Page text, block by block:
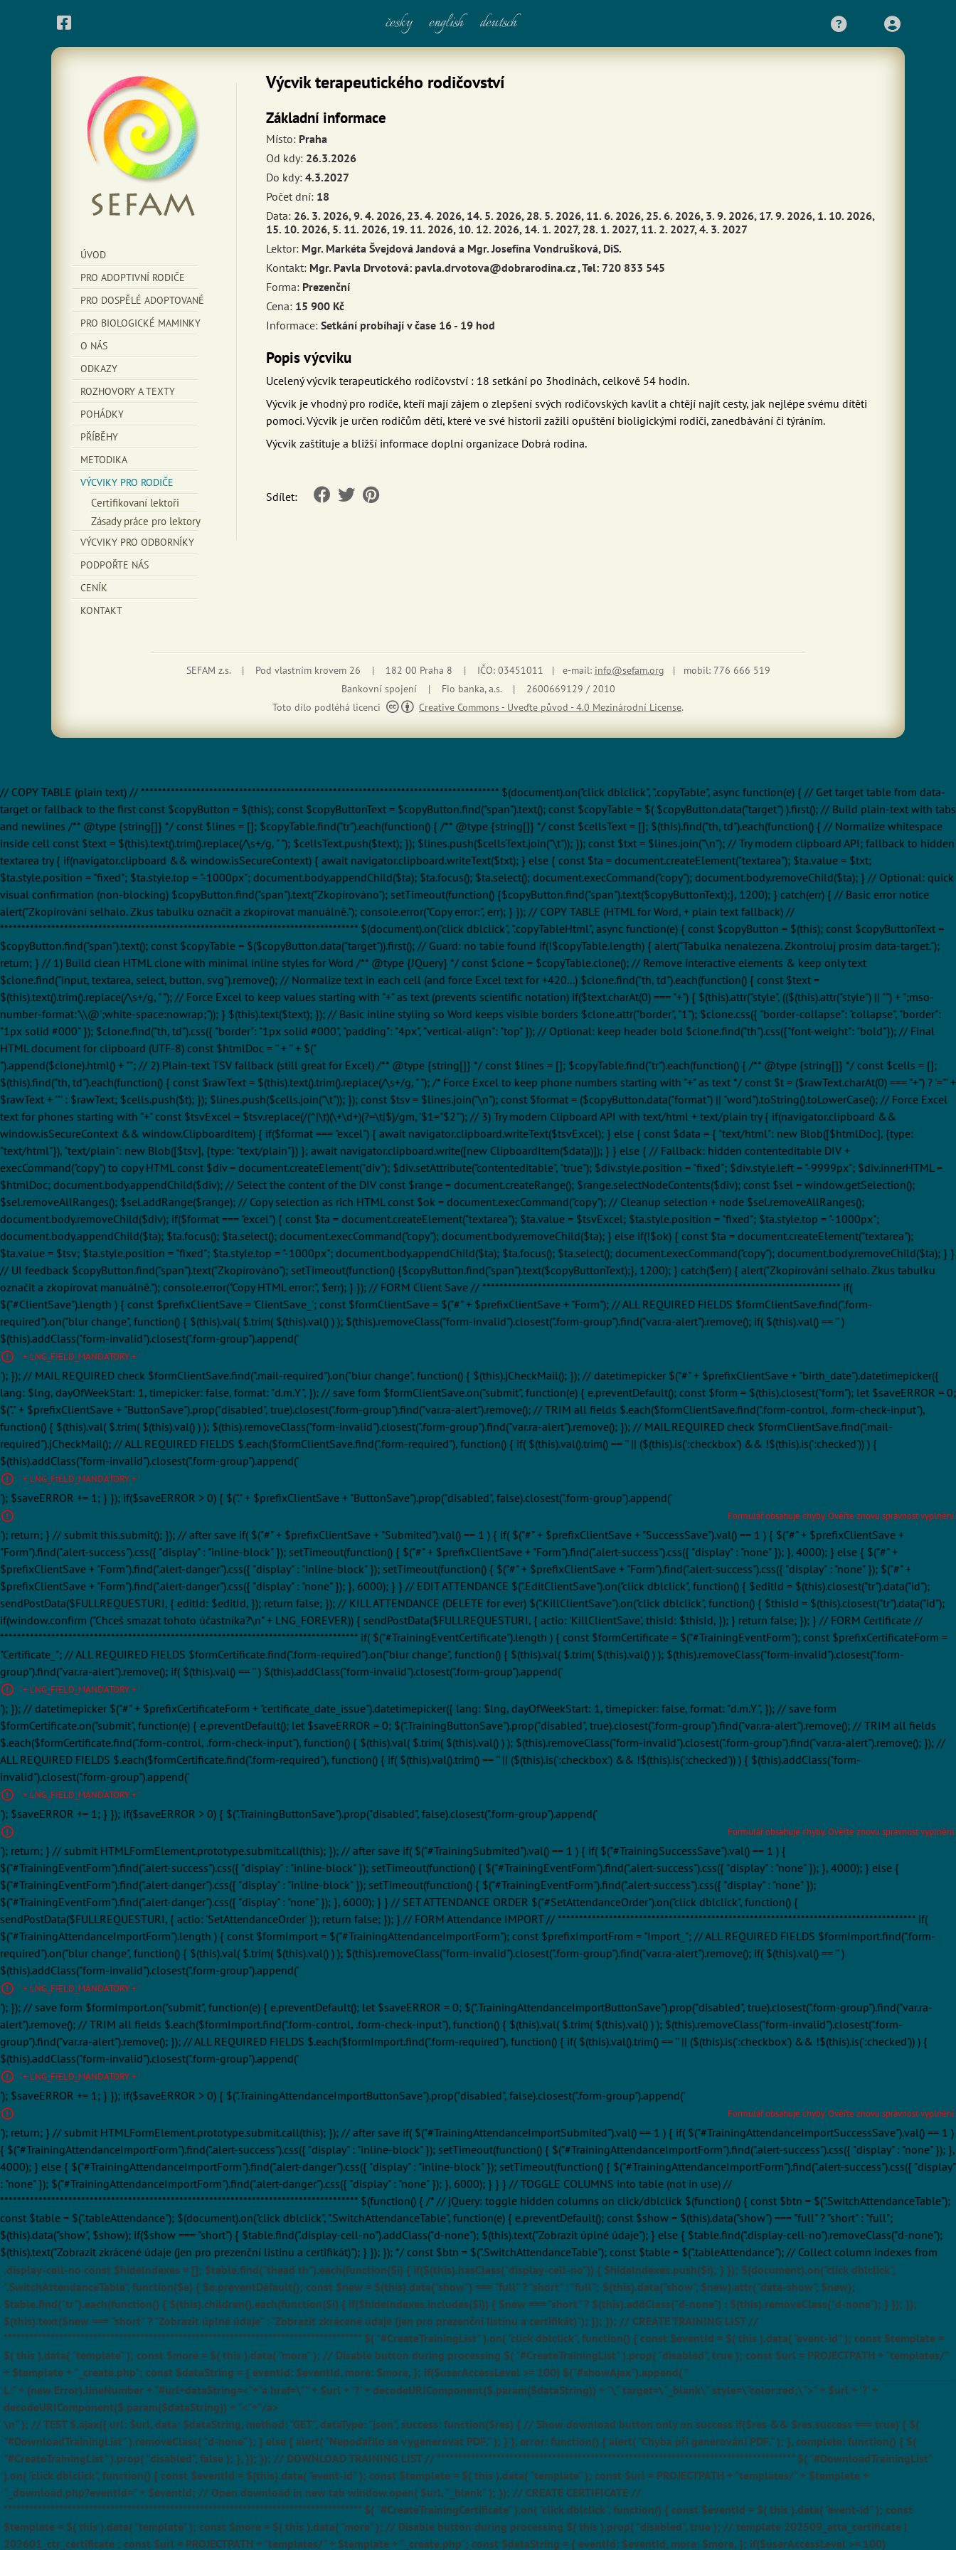
česky english deutsch
ÚVOD
PRO ADOPTIVNÍ RODIČE
PRO DOSPĚLÉ ADOPTOVANÉ
PRO BIOLOGICKÉ MAMINKY
O NÁS
ODKAZY
ROZHOVORY A TEXTY
POHÁDKY
PŘÍBĚHY
METODIKA
VÝCVIKY PRO RODIČE
Certifikovaní lektoři
Zásady práce pro lektory
VÝCVIKY PRO ODBORNÍKY
PODPOŘTE NÁS
CENÍK
KONTAKT
Výcvik terapeutického rodičovství
Základní informace
Místo: Praha
Od kdy: 26.3.2026
Do kdy: 4.3.2027
Počet dní: 18
Data: 26. 3. 2026, 9. 4. 2026, 23. 4. 2026, 14. 5. 2026, 28. 5. 2026, 11. 6. 2026, 25. 6. 2026, 3. 9. 2026, 17. 9. 2026, 1. 10. 2026,
15. 10. 2026, 5. 11. 2026, 19. 11. 2026, 10. 12. 2026, 14. 1. 2027, 28. 1. 2027, 11. 2. 2027, 4. 3. 2027
Lektor: Mgr. Markéta Švejdová Jandová a Mgr. Josefína Vondrušková, DiS.
Kontakt: Mgr. Pavla Drvotová: pavla.drvotova@dobrarodina.cz, Tel: 720 833 545
Forma: Prezenční
Cena: 15 900 Kč
Informace: Setkání probíhají v čase 16 - 19 hod
Popis výcviku
Ucelený výcvik terapeutického rodičovství : 18 setkání po 3hodinách, celkově 54 hodin.
Výcvik je vhodný pro rodiče, kteří mají zájem o zlepšení svých rodičovských kavlit a chtějí najít cesty, jak nejlépe svému dítěti
pomoci. Výcvik je určen rodičům dětí, které ve své historii zažili opuštění bioligickými rodiči, zanedbávání či týráním.
Výcvik zaštituje a bližší informace doplní organizace Dobrá rodina.
Sdílet:
SEFAM z.s. | Pod vlastním krovem 26 | 182 00 Praha 8 | IČO: 03451011 | e-mail: info@sefam.org | mobil: 776 666 519
Bankovní spojení | Fio banka, a.s. | 2600669129 / 2010
Toto dílo podléhá licenci
Creative Commons - Uveďte původ - 4.0 Mezinárodní License.
// COPY TABLE (plain text) // ************************************************************************************ $(document).on("click dblclick", ".copyTable", async function(e) { // Get target table from data-
target or fallback to the first const $copyButton = $(this); const $copyButtonText = $copyButton.find("span").text(); const $copyTable = $( $copyButton.data("target") ).first(); // Build plain-text with tabs
and newlines /** @type {string[]} */ const $lines = []; $copyTable.find("tr").each(function() { /** @type {string[]} */ const $cellsText = []; $(this).find("th, td").each(function() { // Normalize whitespace
inside cell const $text = $(this).text().trim().replace(/\s+/g, " "); $cellsText.push($text); }); $lines.push($cellsText.join("\t")); }); const $txt = $lines.join("\n"); // Try modern clipboard API; fallback to hidden
textarea try { if(navigator.clipboard && window.isSecureContext) { await navigator.clipboard.writeText($txt); } else { const $ta = document.createElement("textarea"); $ta.value = $txt;
$ta.style.position = "fixed"; $ta.style.top = "-1000px"; document.body.appendChild($ta); $ta.focus(); $ta.select(); document.execCommand("copy"); document.body.removeChild($ta); } // Optional: quick
visual confirmation (non-blocking) $copyButton.find("span").text("Zkopírováno"); setTimeout(function() {$copyButton.find("span").text($copyButtonText);}, 1200); } catch(err) { // Basic error notice
alert("Zkopírování selhalo. Zkus tabulku označit a zkopírovat manuálně."); console.error("Copy error:", err); } }); // COPY TABLE (HTML for Word, + plain text fallback) //
************************************************************************************ $(document).on("click dblclick", ".copyTableHtml", async function(e) { const $copyButton = $(this); const $copyButtonText =
$copyButton.find("span").text(); const $copyTable = $($copyButton.data("target")).first(); // Guard: no table found if(!$copyTable.length) { alert("Tabulka nenalezena. Zkontroluj prosím data-target.");
return; } // 1) Build clean HTML clone with minimal inline styles for Word /** @type {JQuery} */ const $clone = $copyTable.clone(); // Remove interactive elements & keep only text
$clone.find("input, textarea, select, button, svg").remove(); // Normalize text in each cell (and force Excel text for +420...) $clone.find("th, td").each(function() { const $text =
$(this).text().trim().replace(/\s+/g, " "); // Force Excel to keep values starting with "+" as text (prevents scientific notation) if($text.charAt(0) === "+") { $(this).attr("style", (($(this).attr("style") || "") + ";mso-
number-format:'\\@';white-space:nowrap;")); } $(this).text($text); }); // Basic inline styling so Word keeps visible borders $clone.attr("border", "1"); $clone.css({ "border-collapse": "collapse", "border":
"1px solid #000" }); $clone.find("th, td").css({ "border": "1px solid #000", "padding": "4px", "vertical-align": "top" }); // Optional: keep header bold $clone.find("th").css({"font-weight": "bold"}); // Final
HTML document for clipboard (UTF-8) const $htmlDoc = '' + '' + $("
").append($clone).html() + ""; // 2) Plain-text TSV fallback (still great for Excel) /** @type {string[]} */ const $lines = []; $copyTable.find("tr").each(function() { /** @type {string[]} */ const $cells = [];
$(this).find("th, td").each(function() { const $rawText = $(this).text().trim().replace(/\s+/g, " "); /* Force Excel to keep phone numbers starting with "+" as text */ const $t = ($rawText.charAt(0) === "+") ? '="' +
$rawText + '"' : $rawText; $cells.push($t); }); $lines.push($cells.join("\t")); }); const $tsv = $lines.join("\n"); const $format = ($copyButton.data("format") || "word").toString().toLowerCase(); // Force Excel
text for phones starting with "+" const $tsvExcel = $tsv.replace(/(^|\t)(\+\d+)(?=\t|$)/gm, '$1="$2"'); // 3) Try modern Clipboard API with text/html + text/plain try { if(navigator.clipboard &&
window.isSecureContext && window.ClipboardItem) { if($format === "excel") { await navigator.clipboard.writeText($tsvExcel); } else { const $data = { "text/html": new Blob([$htmlDoc], {type:
"text/html"}), "text/plain": new Blob([$tsv], {type: "text/plain"}) }; await navigator.clipboard.write([new ClipboardItem($data)]); } } else { // Fallback: hidden contenteditable DIV +
execCommand("copy") to copy HTML const $div = document.createElement("div"); $div.setAttribute("contenteditable", "true"); $div.style.position = "fixed"; $div.style.left = "-9999px"; $div.innerHTML =
$htmlDoc; document.body.appendChild($div); // Select the content of the DIV const $range = document.createRange(); $range.selectNodeContents($div); const $sel = window.getSelection();
$sel.removeAllRanges(); $sel.addRange($range); // Copy selection as rich HTML const $ok = document.execCommand("copy"); // Cleanup selection + node $sel.removeAllRanges();
document.body.removeChild($div); if($format === "excel") { const $ta = document.createElement("textarea"); $ta.value = $tsvExcel; $ta.style.position = "fixed"; $ta.style.top = "-1000px";
document.body.appendChild($ta); $ta.focus(); $ta.select(); document.execCommand("copy"); document.body.removeChild($ta); } else if(!$ok) { const $ta = document.createElement("textarea");
$ta.value = $tsv; $ta.style.position = "fixed"; $ta.style.top = "-1000px"; document.body.appendChild($ta); $ta.focus(); $ta.select(); document.execCommand("copy"); document.body.removeChild($ta); } }
// UI feedback $copyButton.find("span").text("Zkopírováno"); setTimeout(function() {$copyButton.find("span").text($copyButtonText);}, 1200); } catch($err) { alert("Zkopírování selhalo. Zkus tabulku
označit a zkopírovat manuálně."); console.error("Copy HTML error:", $err); } }); // FORM Client Save // ************************************************************************************ if(
$("#ClientSave").length ) { const $prefixClientSave = 'ClientSave_'; const $formClientSave = $("#" + $prefixClientSave + "Form"); // ALL REQUIRED FIELDS $formClientSave.find(".form-
required").on("blur change", function() { $(this).val( $.trim( $(this).val() ) ); $(this).removeClass("form-invalid").closest(".form-group").find("var.ra-alert").remove(); if( $(this).val() == '' )
$(this).addClass("form-invalid").closest(".form-group").append('
' + LNG_FIELD_MANDATORY + '
'); }); // MAIL REQUIRED check $formClientSave.find(".mail-required").on("blur change", function() { $(this).jCheckMail(); }); // datetimepicker $("#" + $prefixClientSave + "birth_date").datetimepicker({
lang: $lng, dayOfWeekStart: 1, timepicker: false, format: "d.m.Y", }); // save form $formClientSave.on("submit", function(e) { e.preventDefault(); const $form = $(this).closest("form"); let $saveERROR = 0;
$("." + $prefixClientSave + "ButtonSave").prop("disabled", true).closest(".form-group").find("var.ra-alert").remove(); // TRIM all fields $.each($formClientSave.find(".form-control, .form-check-input"),
function() { $(this).val( $.trim( $(this).val() ) ); $(this).removeClass("form-invalid").closest(".form-group").find("var.ra-alert").remove(); }); // MAIL REQUIRED check $formClientSave.find(".mail-
required").jCheckMail(); // ALL REQUIRED FIELDS $.each($formClientSave.find(".form-required"), function() { if( $(this).val().trim() == '' || ($(this).is(':checkbox') && !$(this).is(':checked')) ) {
$(this).addClass("form-invalid").closest(".form-group").append('
' + LNG_FIELD_MANDATORY + '
'); $saveERROR += 1; } }); if($saveERROR > 0) { $("." + $prefixClientSave + "ButtonSave").prop("disabled", false).closest(".form-group").append('
Formulář obsahuje chyby. Ověřte znovu správnost vyplnění.
'); return; } // submit this.submit(); }); // after save if( $("#" + $prefixClientSave + "Submited").val() == 1 ) { if( $("#" + $prefixClientSave + "SuccessSave").val() == 1 ) { $("#" + $prefixClientSave +
"Form").find(".alert-success").css({ "display" : "inline-block" }); setTimeout(function() { $("#" + $prefixClientSave + "Form").find(".alert-success").css({ "display" : "none" }); }, 4000); } else { $("#" +
$prefixClientSave + "Form").find(".alert-danger").css({ "display" : "inline-block" }); setTimeout(function() { $("#" + $prefixClientSave + "Form").find(".alert-success").css({ "display" : "none" }); $("#" +
$prefixClientSave + "Form").find(".alert-danger").css({ "display" : "none" }); }, 6000); } } // EDIT ATTENDANCE $(".EditClientSave").on("click dblclick", function() { $editId = $(this).closest("tr").data("id");
sendPostData($FULLREQUESTURI, { editId: $editId, }); return false; }); // KILL ATTENDANCE (DELETE for ever) $(".KillClientSave").on("click dblclick", function() { $thisId = $(this).closest("tr").data("id");
if(window.confirm ("Chceš smazat tohoto účastníka?\n" + LNG_FOREVER)) { sendPostData($FULLREQUESTURI, { actio: 'KillClientSave', thisId: $thisId, }); } return false; }); } // FORM Certificate //
************************************************************************************ if( $("#TrainingEventCertificate").length ) { const $formCertificate = $("#TrainingEventForm"); const $prefixCertificateForm =
"Certificate_"; // ALL REQUIRED FIELDS $formCertificate.find(".form-required").on("blur change", function() { $(this).val( $.trim( $(this).val() ) ); $(this).removeClass("form-invalid").closest(".form-
group").find("var.ra-alert").remove(); if( $(this).val() == '' ) $(this).addClass("form-invalid").closest(".form-group").append('
' + LNG_FIELD_MANDATORY + '
'); }); // datetimepicker $("#" + $prefixCertificateForm + "certificate_date_issue").datetimepicker({ lang: $lng, dayOfWeekStart: 1, timepicker: false, format: "d.m.Y", }); // save form
$formCertificate.on("submit", function(e) { e.preventDefault(); let $saveERROR = 0; $(".TrainingButtonSave").prop("disabled", true).closest(".form-group").find("var.ra-alert").remove(); // TRIM all fields
$.each($formCertificate.find(".form-control, .form-check-input"), function() { $(this).val( $.trim( $(this).val() ) ); $(this).removeClass("form-invalid").closest(".form-group").find("var.ra-alert").remove(); }); //
ALL REQUIRED FIELDS $.each($formCertificate.find(".form-required"), function() { if( $(this).val().trim() == '' || ($(this).is(':checkbox') && !$(this).is(':checked')) ) { $(this).addClass("form-
invalid").closest(".form-group").append('
' + LNG_FIELD_MANDATORY + '
'); $saveERROR += 1; } }); if($saveERROR > 0) { $(".TrainingButtonSave").prop("disabled", false).closest(".form-group").append('
Formulář obsahuje chyby. Ověřte znovu správnost vyplnění.
'); return; } // submit HTMLFormElement.prototype.submit.call(this); }); // after save if( $("#TrainingSubmited").val() == 1 ) { if( $("#TrainingSuccessSave").val() == 1 ) {
$("#TrainingEventForm").find(".alert-success").css({ "display" : "inline-block" }); setTimeout(function() { $("#TrainingEventForm").find(".alert-success").css({ "display" : "none" }); }, 4000); } else {
$("#TrainingEventForm").find(".alert-danger").css({ "display" : "inline-block" }); setTimeout(function() { $("#TrainingEventForm").find(".alert-success").css({ "display" : "none" });
$("#TrainingEventForm").find(".alert-danger").css({ "display" : "none" }); }, 6000); } } // SET ATTENDANCE ORDER $("#SetAttendanceOrder").on("click dblclick", function() {
sendPostData($FULLREQUESTURI, { actio: 'SetAttendanceOrder' }); return false; }); } // FORM Attendance IMPORT // ************************************************************************************ if(
$("#TrainingAttendanceImportForm").length ) { const $formImport = $("#TrainingAttendanceImportForm"); const $prefixImportFrom = "Import_"; // ALL REQUIRED FIELDS $formImport.find(".form-
required").on("blur change", function() { $(this).val( $.trim( $(this).val() ) ); $(this).removeClass("form-invalid").closest(".form-group").find("var.ra-alert").remove(); if( $(this).val() == '' )
$(this).addClass("form-invalid").closest(".form-group").append('
' + LNG_FIELD_MANDATORY + '
'); }); // save form $formImport.on("submit", function(e) { e.preventDefault(); let $saveERROR = 0; $(".TrainingAttendanceImportButtonSave").prop("disabled", true).closest(".form-group").find("var.ra-
alert").remove(); // TRIM all fields $.each($formImport.find(".form-control, .form-check-input"), function() { $(this).val( $.trim( $(this).val() ) ); $(this).removeClass("form-invalid").closest(".form-
group").find("var.ra-alert").remove(); }); // ALL REQUIRED FIELDS $.each($formImport.find(".form-required"), function() { if( $(this).val().trim() == '' || ($(this).is(':checkbox') && !$(this).is(':checked')) ) {
$(this).addClass("form-invalid").closest(".form-group").append('
' + LNG_FIELD_MANDATORY + '
'); $saveERROR += 1; } }); if($saveERROR > 0) { $(".TrainingAttendanceImportButtonSave").prop("disabled", false).closest(".form-group").append('
Formulář obsahuje chyby. Ověřte znovu správnost vyplnění.
'); return; } // submit HTMLFormElement.prototype.submit.call(this); }); // after save if( $("#TrainingAttendanceImportSubmited").val() == 1 ) { if( $("#TrainingAttendanceImportSuccessSave").val() == 1 )
{ $("#TrainingAttendanceImportForm").find(".alert-success").css({ "display" : "inline-block" }); setTimeout(function() { $("#TrainingAttendanceImportForm").find(".alert-success").css({ "display" : "none" }); },
4000); } else { $("#TrainingAttendanceImportForm").find(".alert-danger").css({ "display" : "inline-block" }); setTimeout(function() { $("#TrainingAttendanceImportForm").find(".alert-success").css({ "display"
: "none" }); $("#TrainingAttendanceImportForm").find(".alert-danger").css({ "display" : "none" }); }, 6000); } } } // TOGGLE COLUMNS into table (not in use) //
************************************************************************************ $(function() { /* // jQuery: toggle hidden columns on click/dblclick $(function() { const $btn = $(".SwitchAttendanceTable");
const $table = $(".tableAttendance"); $(document).on("click dblclick", ".SwitchAttendanceTable", function(e) { e.preventDefault(); const $show = $(this).data("show") === "full" ? "short" : "full";
$(this).data("show", $show); if($show === "short") { $table.find(".display-cell-no").addClass("d-none"); $(this).text("Zobrazit úplné údaje"); } else { $table.find(".display-cell-no").removeClass("d-none");
$(this).text("Zobrazit zkrácené údaje (jen pro prezenční listinu a certifikát)"); } }); }); */ const $btn = $(".SwitchAttendanceTable"); const $table = $(".tableAttendance"); // Collect column indexes from
.display-cell-no const $hideIndexes = []; $table.find("thead th").each(function($i) { if($(this).hasClass("display-cell-no")) { $hideIndexes.push($i); } }); $(document).on("click dblclick",
".SwitchAttendanceTable", function($e) { $e.preventDefault(); const $new = $(this).data("show") === "full" ? "short" : "full"; $(this).data("show", $new).attr("data-show", $new);
$table.find("tr").each(function() { $(this).children().each(function($i) { if($hideIndexes.includes($i)) { $new === "short" ? $(this).addClass("d-none") : $(this).removeClass("d-none"); } }); });
$(this).text($new === "short" ? "Zobrazit úplné údaje" : "Zobrazit zkrácené údaje (jen pro prezenční listinu a certifikát)"); }); }); // CREATE TRAINING LIST //
************************************************************************************ $( "#CreateTrainingList" ).on( "click dblclick", function() { const $eventId = $( this ).data( "event-id" ); const $template =
$( this ).data( "template" ); const $more = $( this ).data( "more" ); // Disable button during processing $( "#CreateTrainingList" ).prop( "disabled", true ); const $url = PROJECTPATH + "templates/"
+ $template + "_create.php"; const $dataString = { eventId: $eventId, more: $more, }; if($userAccessLevel >= 100) $("#showAjax").append( "
L:" + (new Error).lineNumber + "#url+dataString=<"+"a href=\"" + $url + '?' + decodeURIComponent($.param($dataString)) + "\" target=\"_blank\" style=\"color:red;\">" + $url + '?' +
decodeURIComponent($.param($dataString)) + "<"+"/a>
\n" ); // TEST $.ajax({ url: $url, data: $dataString, method: "GET", dataType: "json", success: function($res) { // Show download button only on success if($res && $res.success === true) { $(
"#DownloadTrainingList" ).removeClass( "d-none" ); } else { alert( "Nepodařilo se vygenerovat PDF." ); } }, error: function() { alert( "Chyba při generování PDF." ); }, complete: function() { $(
"#CreateTrainingList" ).prop( "disabled", false ); }, }); }); // DOWNLOAD TRAINING LIST // ************************************************************************************ $( "#DownloadTrainingList"
).on( "click dblclick", function() { const $eventId = $(this).data( "event-id" ); const $template = $( this ).data( "template" ); const $url = PROJECTPATH + "templates/" + $template +
"_download.php?eventId=" + $eventId; // Open download in new tab window.open( $url, "_blank" ); }); // CREATE CERTIFICATE //
************************************************************************************ $( "#CreateTrainingCertificate" ).on( "click dblclick", function() { const $eventId = $( this ).data( "event-id" ); const
$template = $( this ).data( "template" ); const $more = $( this ).data( "more" ); // Disable button during processing $( this ).prop( "disabled", true ); // template 202509_atta_certificate |
202601_ctr_certificate ; const $url = PROJECTPATH + "templates/" + $template + "_create.php"; const $dataString = { eventId: $eventId, more: $more, }; if($userAccessLevel >= 100)